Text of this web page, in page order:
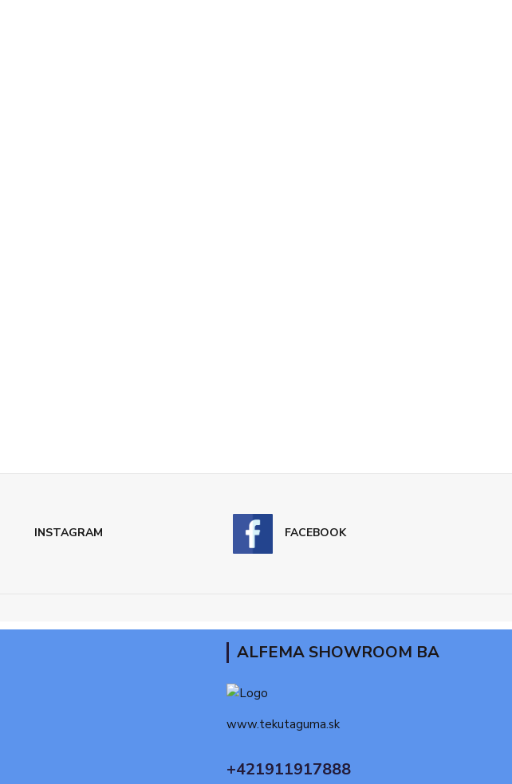
INSTAGRAM FACEBOOK
ALFEMA SHOWROOM BA
www.tekutaguma.sk
+421911917888